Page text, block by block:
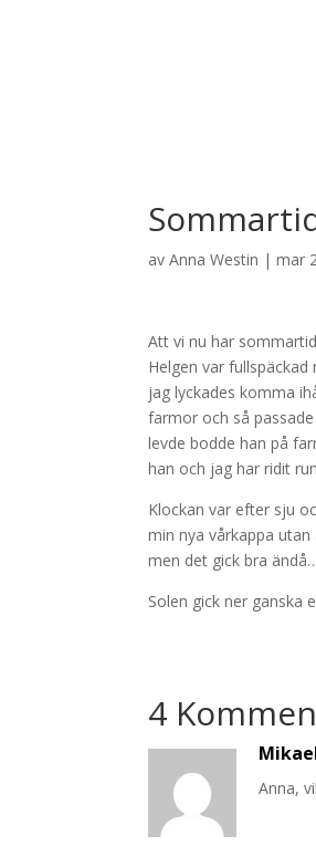
avAnna Westin |mar
Att vi nu har
Helgen var
jag lyckades komma
farmor och så
levde bodde han på
han och jag har ridit
Klockan var efter sju
min nya vårkappa
men det gick bra
Solen gick ner ganska
4
Anna,